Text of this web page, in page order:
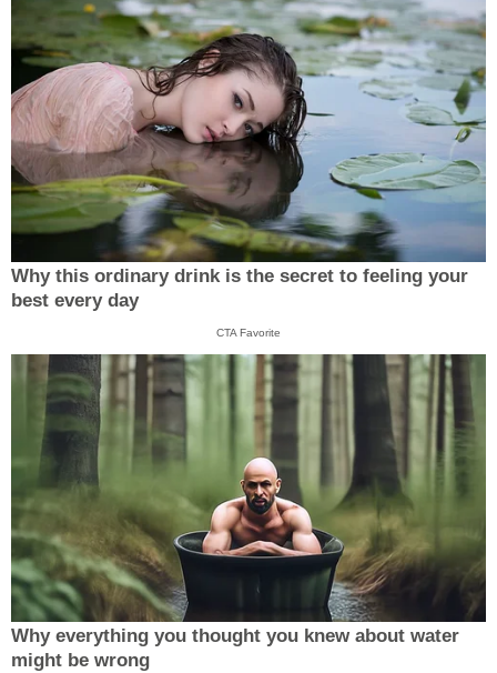
Why this ordinary drink is the secret to feeling your
best every day
CTA Favorite
Why everything you thought you knew about water
might be wrong